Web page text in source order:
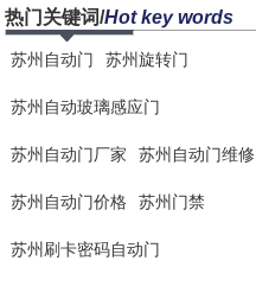
热门关键词/Hot key words
苏州自动门 苏州旋转门
苏州自动玻璃感应门
苏州自动门厂家 苏州自动门维修
苏州自动门价格 苏州门禁
苏州刷卡密码自动门